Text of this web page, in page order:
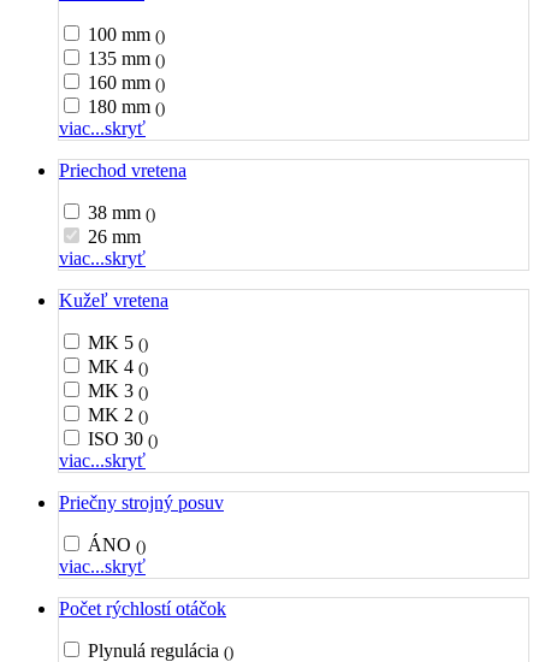
100 mm ()
135 mm ()
160 mm ()
180 mm ()
viac...skryť
Priechod vretena
38 mm ()
26 mm
viac...skryť
Kužeľ vretena
MK 5 ()
MK 4 ()
MK 3 ()
MK 2 ()
ISO 30 ()
viac...skryť
Priečny strojný posuv
ÁNO ()
viac...skryť
Počet rýchlostí otáčok
Plynulá regulácia ()